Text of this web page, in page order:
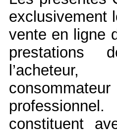
exclusivement
vente en ligne
prestations
constituent